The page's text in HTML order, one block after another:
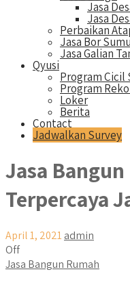
Jasa
Jasa
Perbaikan
Jasa Bor
Jasa Galian
Qyusi
Program Cicil
Program
Loker
Berita
Contact
Jadwalkan Survey
Jasa
Terpercaya
April 1, 2021admin
Off
Jasa Bangun Rumah